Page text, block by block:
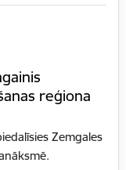
reģiona
Zemgales